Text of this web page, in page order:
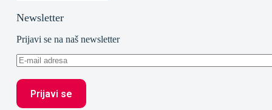
Newsletter
Prijavi se na naš newsletter